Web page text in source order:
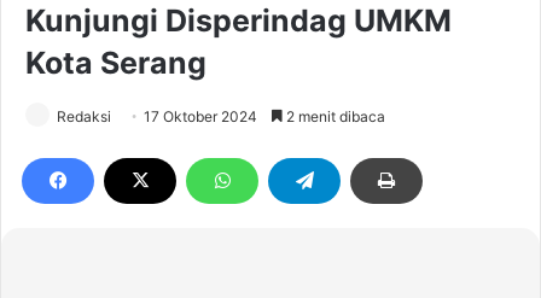
Kunjungi Disperindag UMKM
Kota Serang
Redaksi 17 Oktober 2024 2 menit dibaca